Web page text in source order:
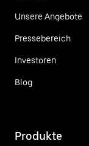
Unsere Angebote
Pressebereich
Investoren
Blog
Produkte